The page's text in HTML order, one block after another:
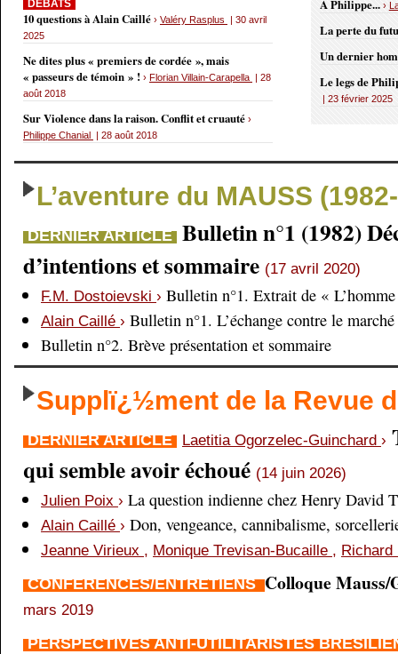
A Philippe... ›
La perte du
Un dernier
Le legs de
| 23 février 2025
DÉBATS
10 questions à Alain Caillé › Valéry Rasplus
| 30 avril
2025
Ne dites plus « premiers de cordée », mais
« passeurs de témoin » ! › Florian Villain-Carapella | 28
août 2018
Sur Violence dans la raison. Conflit et cruauté ›
Philippe Chanial | 28 août 2018
L’aventure du MAUSS
DERNIER ARTICLE Bulletin n°1 (1982)
d’intentions et sommaire (17 avril 2020)
F.M. Dostoievski › Bulletin n°1. Extrait de «
Alain Caillé › Bulletin n°1. L’échange contre le marché
Bulletin n°2. Brève présentation et sommaire
Supplï¿½ment de la Revue
DERNIER ARTICLE Laetitia Ogorzelec-Guinchard ›
qui semble avoir échoué (14 juin 2026)
Julien Poix › La question indienne chez Henry David
Alain Caillé › Don, vengeance, cannibalisme,
Jeanne Virieux , Monique Trevisan-Bucaille ,
CONFÉRENCES/ENTRETIENS Colloque
mars 2019
PERSPECTIVES ANTI-UTILITARISTES